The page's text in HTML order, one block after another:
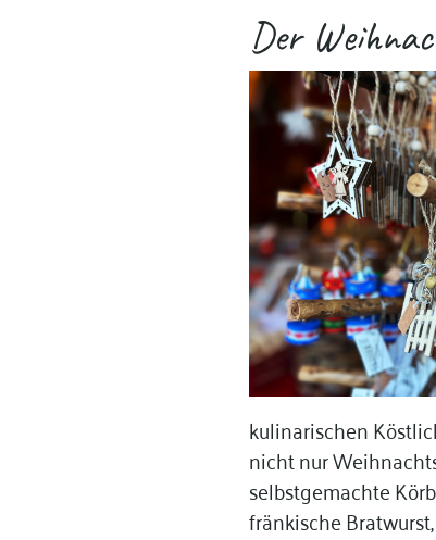
Der
kulinarischen
nicht nur
selbstgemachte
fränkische